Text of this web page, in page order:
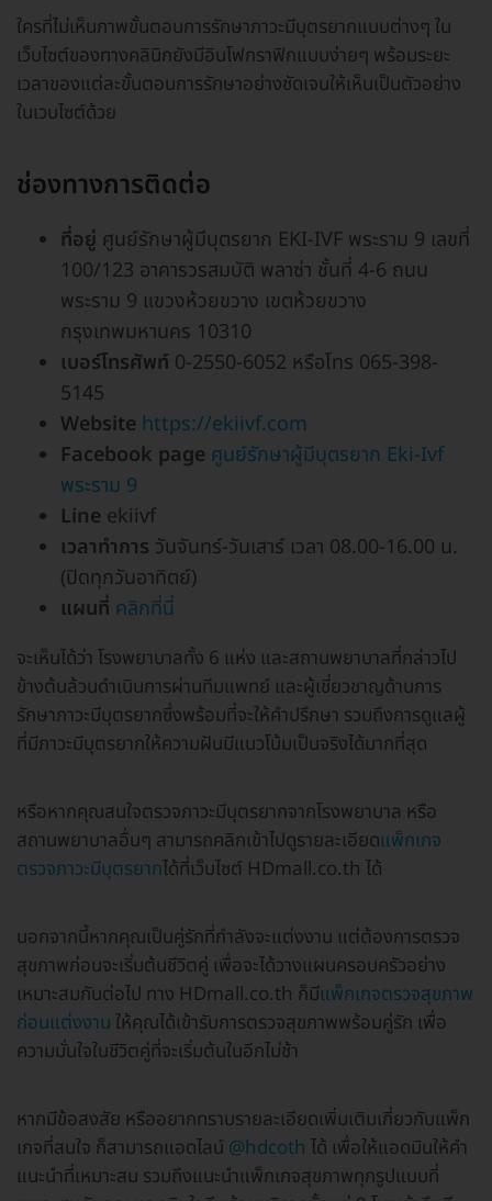
ใครที่ไม่เห็นภาพขั้นตอนการรักษาภาวะมีบุตรยากแบบต่างๆ ใน
เว็บไซต์ของทางคลินิกยังมีอินโฟกราฟิกแบบง่ายๆ พร้อมระยะ
เวลาของแต่ละขั้นตอนการรักษาอย่างชัดเจนให้เห็นเป็นตัวอย่าง
ในเวบไซต์ด้วย
ช่องทางการติดต่อ
ที่อยู่ ศูนย์รักษาผู้มีบุตรยาก EKI-IVF พระราม 9 เลขที่
100/123 อาคารวรสมบัติ พลาซ่า ชั้นที่ 4-6 ถนน
พระราม 9 แขวงห้วยขวาง เขตห้วยขวาง
กรุงเทพมหานคร 10310
เบอร์โทรศัพท์ 0-2550-6052 หรือโทร 065-398-
5145
Website https://ekiivf.com
Facebook page ศูนย์รักษาผู้มีบุตรยาก Eki-Ivf
พระราม 9
Line ekiivf
เวลาทำการ วันจันทร์-วันเสาร์ เวลา 08.00-16.00 น.
(ปิดทุกวันอาทิตย์)
แผนที่ คลิกที่นี่
จะเห็นได้ว่า โรงพยาบาลทั้ง 6 แห่ง และสถานพยาบาลที่กล่าวไป
ข้างต้นล้วนดำเนินการผ่านทีมแพทย์ และผู้เชี่ยวชาญด้านการ
รักษาภาวะมีบุตรยากซึ่งพร้อมที่จะให้คำปรึกษา รวมถึงการดูแลผู้
ที่มีภาวะมีบุตรยากให้ความฝันมีแนวโน้มเป็นจริงได้มากที่สุด
หรือหากคุณสนใจตรวจภาวะมีบุตรยากจากโรงพยาบาล หรือ
สถานพยาบาลอื่นๆ สามารถคลิกเข้าไปดูรายละเอียดแพ็กเกจ
ตรวจภาวะมีบุตรยากได้ที่เว็บไซต์ HDmall.co.th ได้
นอกจากนี้หากคุณเป็นคู่รักที่กำลังจะแต่งงาน แต่ต้องการตรวจ
สุขภาพก่อนจะเริ่มต้นชีวิตคู่ เพื่อจะได้วางแผนครอบครัวอย่าง
เหมาะสมกันต่อไป ทาง HDmall.co.th ก็มีแพ็กเกจตรวจสุขภาพ
ก่อนแต่งงาน ให้คุณได้เข้ารับการตรวจสุขภาพพร้อมคู่รัก เพื่อ
ความมั่นใจในชีวิตคู่ที่จะเริ่มต้นในอีกไม่ช้า
หากมีข้อสงสัย หรืออยากทราบรายละเอียดเพิ่มเติมเกี่ยวกับแพ็ก
เกจที่สนใจ ก็สามารถแอดไลน์ @hdcoth ได้ เพื่อให้แอดมินให้คำ
แนะนำที่เหมาะสม รวมถึงแนะนำแพ็กเกจสุขภาพทุกรูปแบบที่